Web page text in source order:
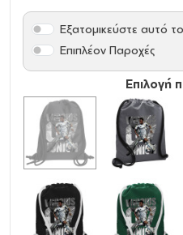
εμφάνιση.
Μην αφήνεις τον εξοπλισμό
Απόκτησε τώρα την
σου!
Υλικό: 300D Polyester
Κορδόνια: ΝΑΙ (Χονδρά
Διάσταση: 40 x 48cm
Πλαϊνό τσεπάκι ασφαλείας
Χωρητικότητα: 15 Λίτρα
Επιλογή
Εξατομικεύστε αυτό
Επιπλέον Παροχές